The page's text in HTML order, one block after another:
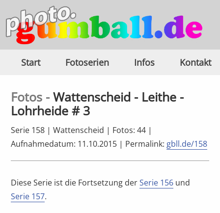
Start Fotoserien Infos Kontakt
Fotos -Wattenscheid - Leithe -
Lohrheide # 3
Serie 158 | Wattenscheid | Fotos: 44 |
Aufnahmedatum: 11.10.2015 | Permalink: gbll.de/158
Diese Serie ist die Fortsetzung derSerie 156 und
Serie 157.